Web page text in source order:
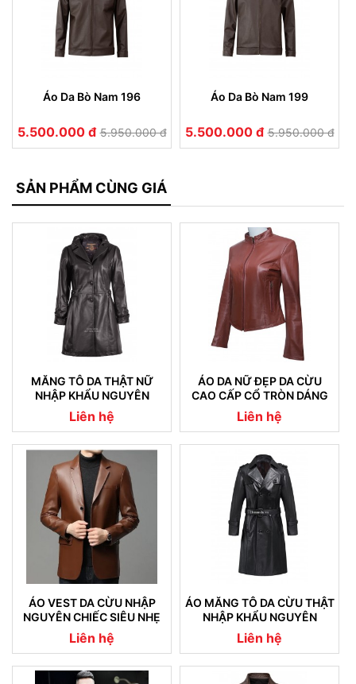
Áo Da Bò Nam 196
5.500.000 đ 5.950.000 đ
Áo Da Bò Nam 199
5.500.000 đ 5.950.000 đ
SẢN PHẨM CÙNG GIÁ
MĂNG TÔ DA THẬT NỮ
NHẬP KHẨU NGUYÊN
CHIẾC 05
Liên hệ
ÁO DA NỮ ĐẸP DA CỪU
CAO CẤP CỔ TRÒN DÁNG
TRƠN
Liên hệ
ÁO VEST DA CỪU NHẬP
NGUYÊN CHIẾC SIÊU NHẸ
08
Liên hệ
ÁO MĂNG TÔ DA CỪU THẬT
NHẬP KHẨU NGUYÊN
CHIẾC CAM KẾT KHÔNG NỔ
DA (04)
Liên hệ